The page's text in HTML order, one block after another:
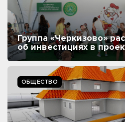
Группа «Черкизово»
об инвестициях в
ОБЩЕСТВО